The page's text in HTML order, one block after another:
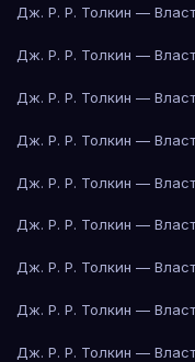
Дж. Р. Р. Толкин —
Дж. Р. Р. Толкин —
Дж. Р. Р. Толкин —
Дж. Р. Р. Толкин —
Дж. Р. Р. Толкин —
Дж. Р. Р. Толкин —
Дж. Р. Р. Толкин —
Дж. Р. Р. Толкин —
Дж. Р. Р. Толкин —